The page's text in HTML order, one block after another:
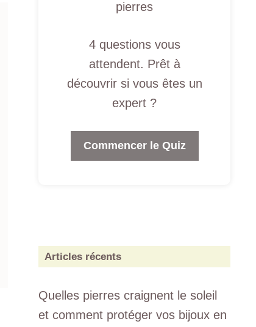
pierres
4 questions vous
attendent. Prêt à
découvrir si vous êtes un
expert ?
Commencer le Quiz
Articles récents
Quelles pierres craignent le soleil
et comment protéger vos bijoux en